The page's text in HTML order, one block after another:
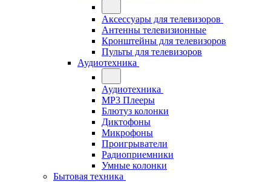
Аксессуары для телевизоров
Антенны телевизионные
Кронштейны для телевизоров
Пульты для телевизоров
Аудиотехника
Аудиотехника
MP3 Плееры
Блютуз колонки
Диктофоны
Микрофоны
Проигрыватели
Радиоприемники
Умные колонки
Бытовая техника